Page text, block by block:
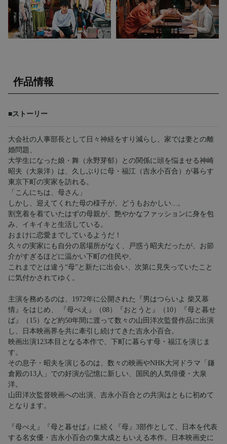
作品情報
■ストーリー
大会社の人事部長として日々神経をすり減らし、家では妻との離
婚問題、
大学生になった娘・舞（永野芽郁）との関係に頭を悩ませる神崎
昭夫（大泉洋）は、久しぶりに母・福江（吉永小百合）が暮らす
東京下町の実家を訪れる。
「こんにちは、母さん」
しかし、迎えてくれた母の様子が、どうもおかしい...。
割烹着を着ていたはずの母親が、艶やかなファッションに身を包
み、イキイキと生活している。
おまけに恋愛までしているようだ！
久々の実家にも自分の居場所がなく、戸惑う昭夫だったが、お節
介がすぎるほどに温かい下町の住民や、
これまでとは違う“母”と新たに出会い、次第に見失っていたこと
に気付かされてゆく。
主演を務めるのは、1972年に公開された『男はつらいよ 柴又慕
情』をはじめ、 『母べえ』（08）『おとうと』（10）『母と暮せ
ば』（15）など約50年間に渡って数々の山田洋次監督作品に出演
し、日本映画界を共に牽引し続けてきた吉永小百合。
映画出演123本目となる本作で、下町に暮らす母・福江を演じま
す。
その息子・昭夫を演じるのは、数々の映画やNHK大河ドラマ「鎌
倉殿の13人」での好演が記憶に新しい、国民的人気俳優・大泉
洋。
山田洋次監督映画への出演、吉永小百合との共演はともに初めて
となります。
『母べえ』『母と暮せば』に続く『母』3部作として、日本を代表
する名女優・吉永小百合の集大成ともいえる本作。日本映画史に